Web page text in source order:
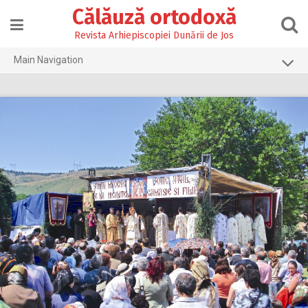
content
Călăuză ortodoxă
Revista Arhiepiscopiei Dunării de Jos
Main Navigation
2023
2022
2021
2020
2019